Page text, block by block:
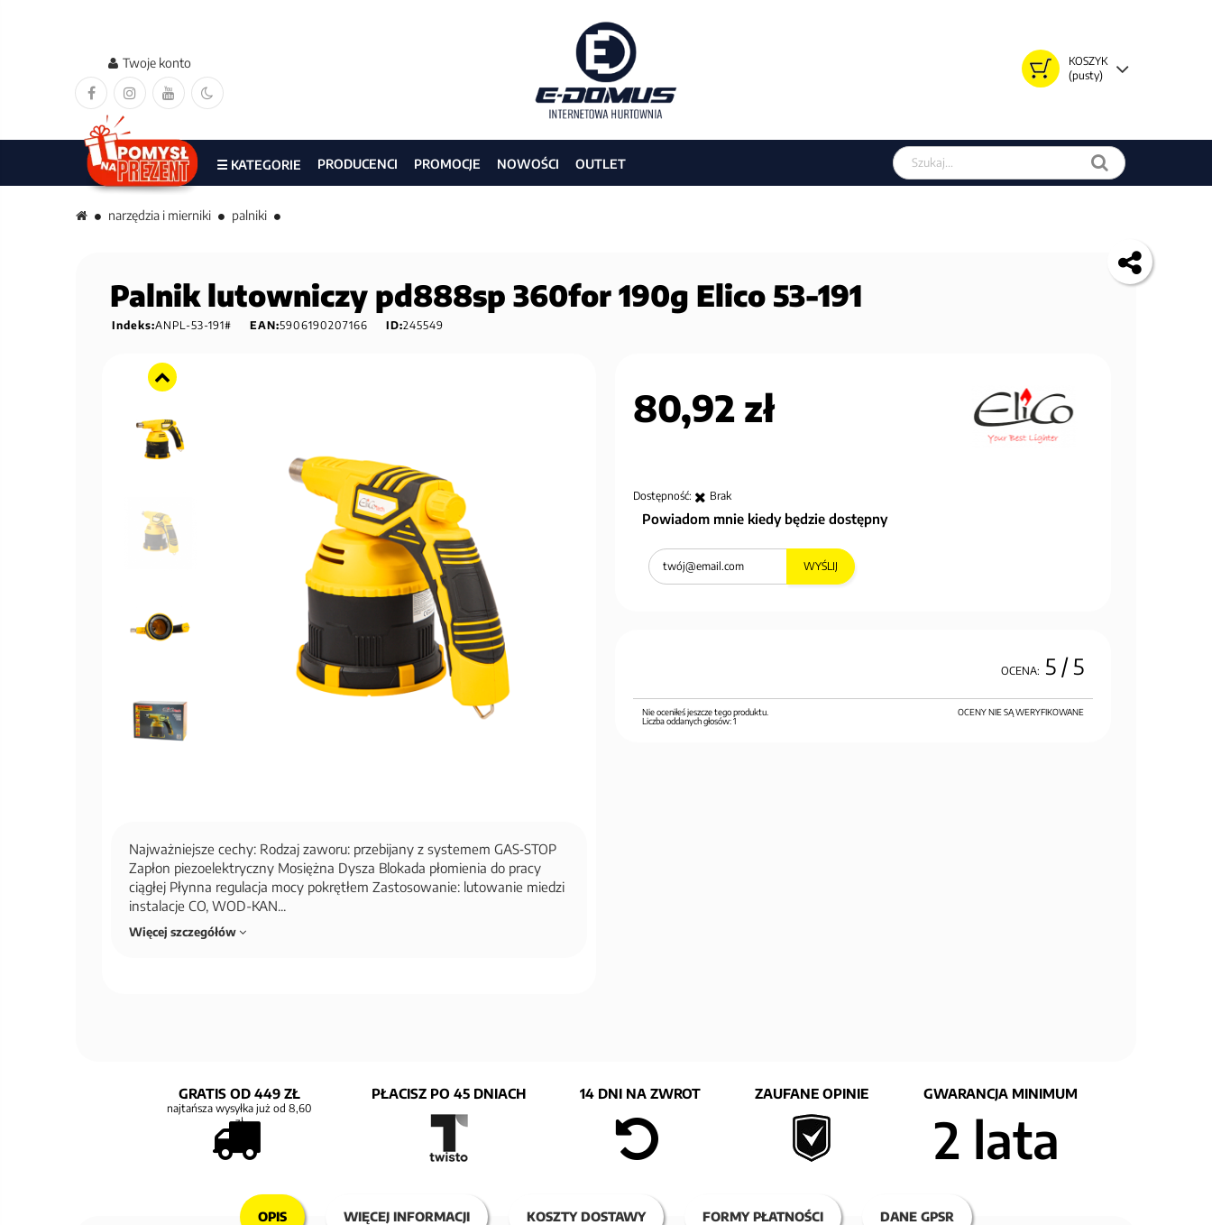
KOSZYK
(pusty)
Twoje konto
Szukaj w sklepie
☰ KATEGORIE PRODUCENCI PROMOCJE NOWOŚCI OUTLET
narzędzia i mierniki palniki
Palnik lutowniczy pd888sp 360for 190g Elico 53-191
Indeks:ANPL-53-191# EAN:5906190207166 ID:245549
Najważniejsze cechy: Rodzaj zaworu: przebijany z systemem GAS‑STOP
Zapłon piezoelektryczny Mosiężna Dysza Blokada płomienia do pracy
ciągłej Płynna regulacja mocy pokrętłem Zastosowanie: lutowanie miedzi
instalacje CO, WOD-KAN...
Więcej szczegółów
80,92 zł
Dostępność: Brak
Powiadom mnie kiedy będzie dostępny
WYŚLIJ
OCENA: 5/ 5
OCENY NIE SĄ WERYFIKOWANE
Nie oceniłeś jeszcze tego produktu.
Liczba oddanych głosów:1
GRATIS OD 449 ZŁ
najtańsza wysyłka już od 8,60
zł
PŁACISZ PO 45 DNIACH 14 DNI NA ZWROT ZAUFANE OPINIE GWARANCJA MINIMUM
2 lata
OPIS WIĘCEJ INFORMACJI KOSZTY DOSTAWY FORMY PŁATNOŚCI DANE GPSR